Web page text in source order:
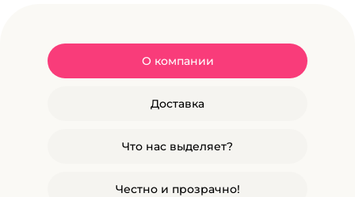
О компании
Доставка
Что нас выделяет?
Честно и прозрачно!